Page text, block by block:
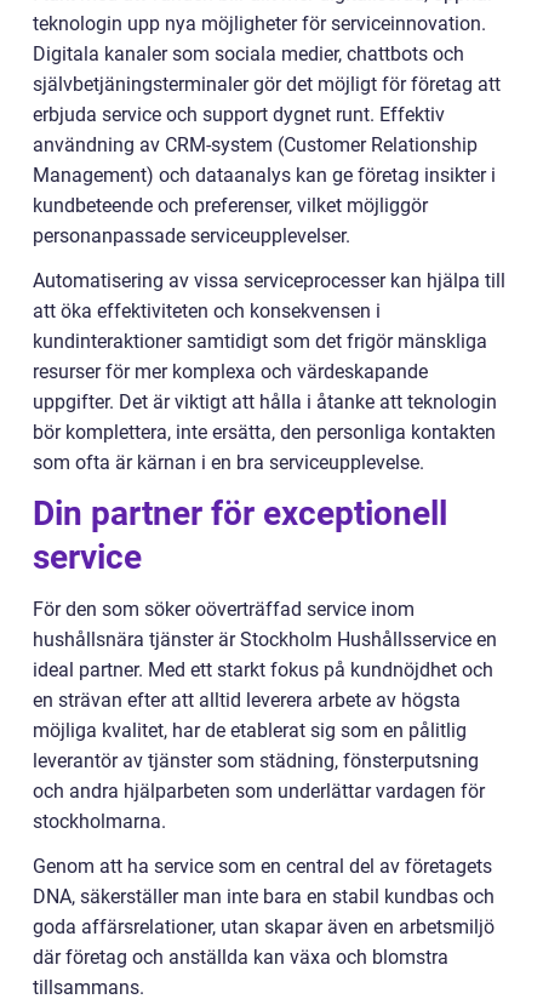
teknologin upp nya möjligheter för serviceinnovation.
Digitala kanaler som sociala medier, chattbots och
självbetjäningsterminaler gör det möjligt för företag att
erbjuda service och support dygnet runt. Effektiv
användning av CRM-system (Customer Relationship
Management) och dataanalys kan ge företag insikter i
kundbeteende och preferenser, vilket möjliggör
personanpassade serviceupplevelser.
Automatisering av vissa serviceprocesser kan hjälpa till
att öka effektiviteten och konsekvensen i
kundinteraktioner samtidigt som det frigör mänskliga
resurser för mer komplexa och värdeskapande
uppgifter. Det är viktigt att hålla i åtanke att teknologin
bör komplettera, inte ersätta, den personliga kontakten
som ofta är kärnan i en bra serviceupplevelse.
Din partner för exceptionell
service
För den som söker oöverträffad service inom
hushållsnära tjänster är Stockholm Hushållsservice en
ideal partner. Med ett starkt fokus på kundnöjdhet och
en strävan efter att alltid leverera arbete av högsta
möjliga kvalitet, har de etablerat sig som en pålitlig
leverantör av tjänster som städning, fönsterputsning
och andra hjälparbeten som underlättar vardagen för
stockholmarna.
Genom att ha service som en central del av företagets
DNA, säkerställer man inte bara en stabil kundbas och
goda affärsrelationer, utan skapar även en arbetsmiljö
där företag och anställda kan växa och blomstra
tillsammans.